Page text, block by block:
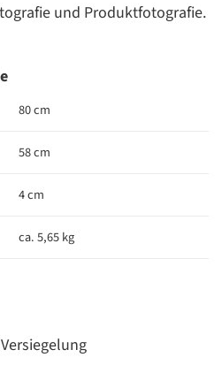
und Produktfotografie.
80 cm
58 cm
4 cm
ca. 5,65 kg